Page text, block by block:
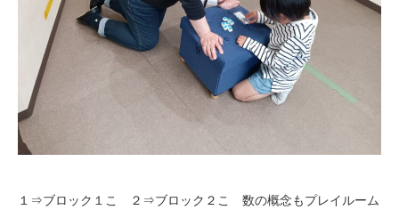
１⇒ブロック１こ ２⇒ブロック２こ 数の概念もプレイルーム